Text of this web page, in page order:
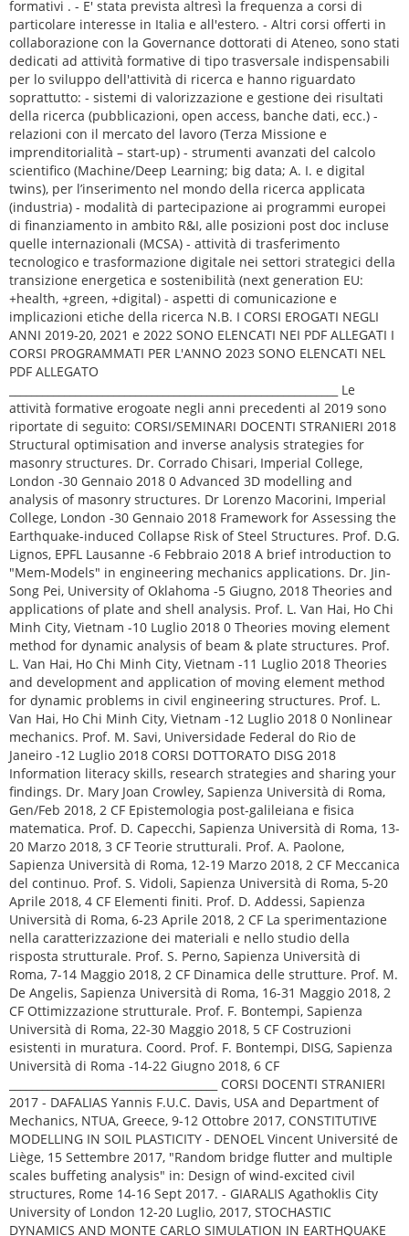
formativi . - E' stata prevista altresì la frequenza a corsi di
particolare interesse in Italia e all'estero. - Altri corsi offerti in
collaborazione con la Governance dottorati di Ateneo, sono stati
dedicati ad attività formative di tipo trasversale indispensabili
per lo sviluppo dell'attività di ricerca e hanno riguardato
soprattutto: - sistemi di valorizzazione e gestione dei risultati
della ricerca (pubblicazioni, open access, banche dati, ecc.) -
relazioni con il mercato del lavoro (Terza Missione e
imprenditorialità – start-up) - strumenti avanzati del calcolo
scientifico (Machine/Deep Learning; big data; A. I. e digital
twins), per l’inserimento nel mondo della ricerca applicata
(industria) - modalità di partecipazione ai programmi europei
di finanziamento in ambito R&I, alle posizioni post doc incluse
quelle internazionali (MCSA) - attività di trasferimento
tecnologico e trasformazione digitale nei settori strategici della
transizione energetica e sostenibilità (next generation EU:
+health, +green, +digital) - aspetti di comunicazione e
implicazioni etiche della ricerca N.B. I CORSI EROGATI NEGLI
ANNI 2019-20, 2021 e 2022 SONO ELENCATI NEI PDF ALLEGATI I
CORSI PROGRAMMATI PER L'ANNO 2023 SONO ELENCATI NEL
PDF ALLEGATO
____________________________________________________________ Le
attività formative erogoate negli anni precedenti al 2019 sono
riportate di seguito: CORSI/SEMINARI DOCENTI STRANIERI 2018
Structural optimisation and inverse analysis strategies for
masonry structures. Dr. Corrado Chisari, Imperial College,
London -30 Gennaio 2018 0 Advanced 3D modelling and
analysis of masonry structures. Dr Lorenzo Macorini, Imperial
College, London -30 Gennaio 2018 Framework for Assessing the
Earthquake-induced Collapse Risk of Steel Structures. Prof. D.G.
Lignos, EPFL Lausanne -6 Febbraio 2018 A brief introduction to
"Mem-Models" in engineering mechanics applications. Dr. Jin-
Song Pei, University of Oklahoma -5 Giugno, 2018 Theories and
applications of plate and shell analysis. Prof. L. Van Hai, Ho Chi
Minh City, Vietnam -10 Luglio 2018 0 Theories moving element
method for dynamic analysis of beam & plate structures. Prof.
L. Van Hai, Ho Chi Minh City, Vietnam -11 Luglio 2018 Theories
and development and application of moving element method
for dynamic problems in civil engineering structures. Prof. L.
Van Hai, Ho Chi Minh City, Vietnam -12 Luglio 2018 0 Nonlinear
mechanics. Prof. M. Savi, Universidade Federal do Rio de
Janeiro -12 Luglio 2018 CORSI DOTTORATO DISG 2018
Information literacy skills, research strategies and sharing your
findings. Dr. Mary Joan Crowley, Sapienza Università di Roma,
Gen/Feb 2018, 2 CF Epistemologia post-galileiana e fisica
matematica. Prof. D. Capecchi, Sapienza Università di Roma, 13-
20 Marzo 2018, 3 CF Teorie strutturali. Prof. A. Paolone,
Sapienza Università di Roma, 12-19 Marzo 2018, 2 CF Meccanica
del continuo. Prof. S. Vidoli, Sapienza Università di Roma, 5-20
Aprile 2018, 4 CF Elementi finiti. Prof. D. Addessi, Sapienza
Università di Roma, 6-23 Aprile 2018, 2 CF La sperimentazione
nella caratterizzazione dei materiali e nello studio della
risposta strutturale. Prof. S. Perno, Sapienza Università di
Roma, 7-14 Maggio 2018, 2 CF Dinamica delle strutture. Prof. M.
De Angelis, Sapienza Università di Roma, 16-31 Maggio 2018, 2
CF Ottimizzazione strutturale. Prof. F. Bontempi, Sapienza
Università di Roma, 22-30 Maggio 2018, 5 CF Costruzioni
esistenti in muratura. Coord. Prof. F. Bontempi, DISG, Sapienza
Università di Roma -14-22 Giugno 2018, 6 CF
______________________________________ CORSI DOCENTI STRANIERI
2017 - DAFALIAS Yannis F.U.C. Davis, USA and Department of
Mechanics, NTUA, Greece, 9-12 Ottobre 2017, CONSTITUTIVE
MODELLING IN SOIL PLASTICITY - DENOEL Vincent Université de
Liège, 15 Settembre 2017, "Random bridge flutter and multiple
scales buffeting analysis" in: Design of wind-excited civil
structures, Rome 14-16 Sept 2017. - GIARALIS Agathoklis City
University of London 12-20 Luglio, 2017, STOCHASTIC
DYNAMICS AND MONTE CARLO SIMULATION IN EARTHQUAKE